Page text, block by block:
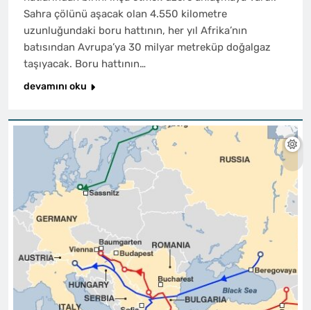
Sahra çölünü aşacak olan 4.550 kilometre
uzunluğundaki boru hattının, her yıl Afrika’nın
batısından Avrupa’ya 30 milyar metreküp doğalgaz
taşıyacak. Boru hattının…
devamını oku